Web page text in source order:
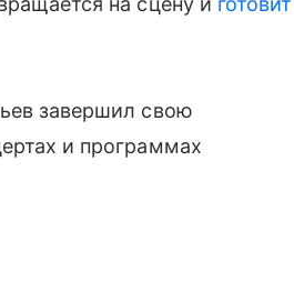
завершил свою
и программах